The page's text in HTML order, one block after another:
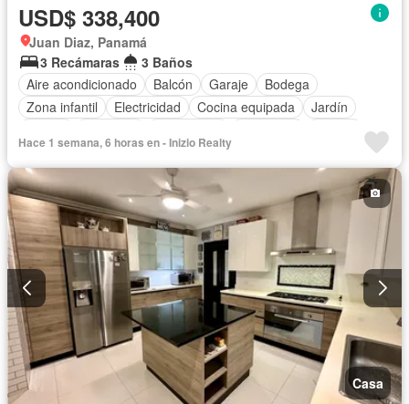
USD$ 338,400
Juan Diaz, Panamá
3 Recámaras
3 Baños
Aire acondicionado
Balcón Garaje
Bodega
Zona infantil
Electricidad Cocina equipada
Jardín
Agua
Patio
Hace 1 semana, 6 horas en - Inizio Realty
Casa